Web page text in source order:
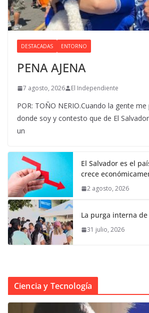
DESTACADAS ENTORNO
PENA AJENA
7 agosto, 2026 El Independiente
POR: TOÑO NERIO.Cuando la gente
donde soy y contesto que de El
un
El Salvador es el
crece
2 agosto, 2026
La purga interna de
31 julio, 2026
Ciencia y Tecnología